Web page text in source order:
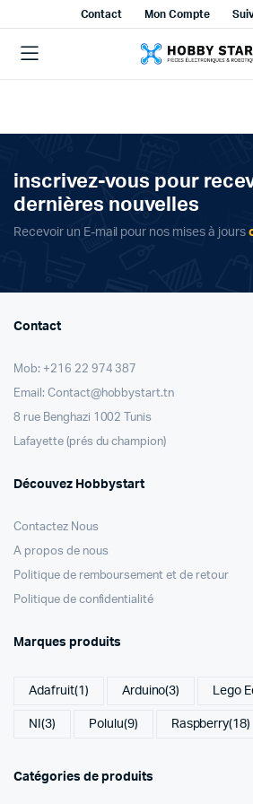
Contact Mon Compte
inscrivez-vous pour
dernières nouvelles
Recevoir un E-mail pour nos mises à jours
Contact
Mob: +216 22 974 387
Email: Contact@hobbystart.tn
8 rue Benghazi 1002 Tunis
Lafayette (prés du champion)
Découvez Hobbystart
Contactez Nous
A propos de nous
Politique de remboursement et de retour
Politique de confidentialité
Marques produits
Adafruit(1) Arduino(3) Lego
NI (3) Polulu(9) Raspberry(18)
Catégories de produits